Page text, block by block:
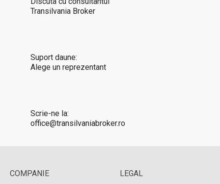
Transilvania Broker
Suport daune:
Alege un reprezentant
Scrie-ne la:
office@transilvaniabroker.ro
COMPANIE LEGAL